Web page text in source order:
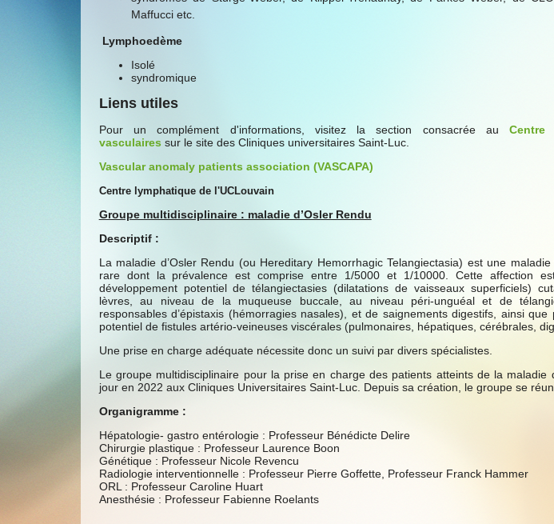
Maffucci etc.
Lymphoedème
Isolé
syndromique
Liens utiles
Pour un complément d'informations, visitez la section consacrée auCentre
vasculaires sur le site des Cliniques universitaires Saint-Luc.
Vascular anomaly patients association (VASCAPA)
Centre lymphatique de l'UCLouvain
Groupe multidisciplinaire : maladie d’Osler Rendu
Descriptif :
La maladie d’Osler Rendu (ou Hereditary Hemorrhagic Telangiectasia) est une
rare dont la prévalence est comprise entre 1/5000 et 1/10000. Cette affection
développement potentiel de télangiectasies (dilatations de vaisseaux superficiels)
lèvres, au niveau de la muqueuse buccale, au niveau péri-unguéal et de
responsables d’épistaxis (hémorragies nasales), et de saignements digestifs, ainsi
potentiel de fistules artério-veineuses viscérales (pulmonaires, hépatiques, cérébrales,
Une prise en charge adéquate nécessite donc un suivi par divers spécialistes.
Le groupe multidisciplinaire pour la prise en charge des patients atteints de la maladie
jour en 2022 aux Cliniques Universitaires Saint-Luc. Depuis sa création, le groupe se
Organigramme :
Hépatologie- gastro entérologie : Professeur Bénédicte Delire
Chirurgie plastique : Professeur Laurence Boon
Génétique : Professeur Nicole Revencu
Radiologie interventionnelle : Professeur Pierre Goffette, Professeur Franck Hammer
ORL : Professeur Caroline Huart
Anesthésie : Professeur Fabienne Roelants